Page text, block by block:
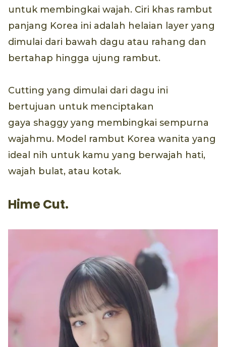
untuk membingkai wajah. Ciri khas rambut
panjang Korea ini adalah helaian layer yang
dimulai dari bawah dagu atau rahang dan
bertahap hingga ujung rambut.
Cutting yang dimulai dari dagu ini
bertujuan untuk menciptakan
gaya shaggy yang membingkai sempurna
wajahmu. Model rambut Korea wanita yang
ideal nih untuk kamu yang berwajah hati,
wajah bulat, atau kotak.
Hime Cut.